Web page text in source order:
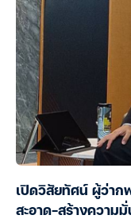
เปิดวิสัยทัศน์ ผู้ว่าก
สะอาด-สร้างความ